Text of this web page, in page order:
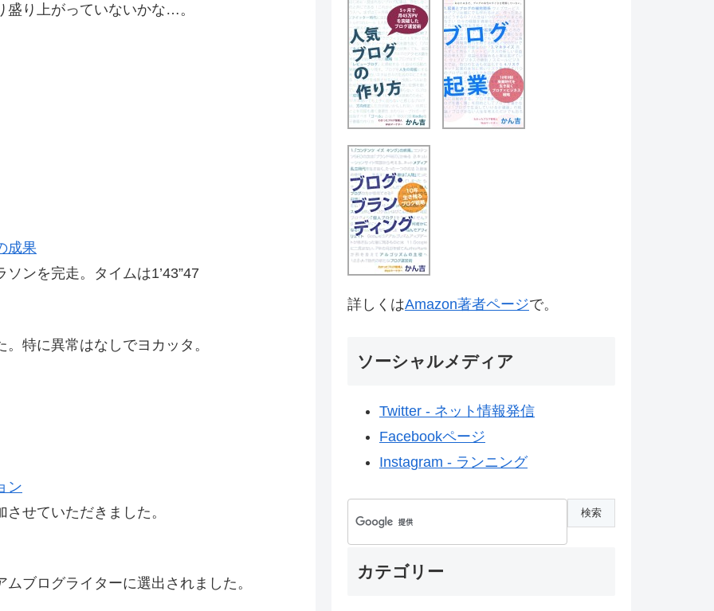
盛り上がっていないかな…。
成果
ンを完走。タイムは1’43”47
特に異常はなしでヨカッタ。
ン
せていただきました。
ブログライターに選出されました。
詳しくはAmazon著者ページで。
ソーシャルメディア
Twitter - ネット情報発信
Facebookページ
Instagram - ランニング
カテゴリー